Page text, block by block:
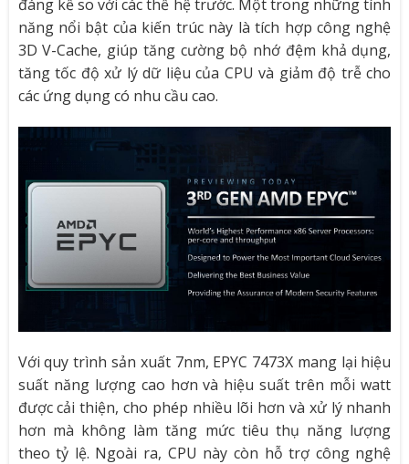
đáng kể so với các thế hệ trước. Một trong những tính
năng nổi bật của kiến ​​trúc này là tích hợp công nghệ
3D V-Cache, giúp tăng cường bộ nhớ đệm khả dụng,
tăng tốc độ xử lý dữ liệu của CPU và giảm độ trễ cho
các ứng dụng có nhu cầu cao.
Với quy trình sản xuất 7nm, EPYC 7473X mang lại hiệu
suất năng lượng cao hơn và hiệu suất trên mỗi watt
được cải thiện, cho phép nhiều lõi hơn và xử lý nhanh
hơn mà không làm tăng mức tiêu thụ năng lượng
theo tỷ lệ. Ngoài ra, CPU này còn hỗ trợ công nghệ